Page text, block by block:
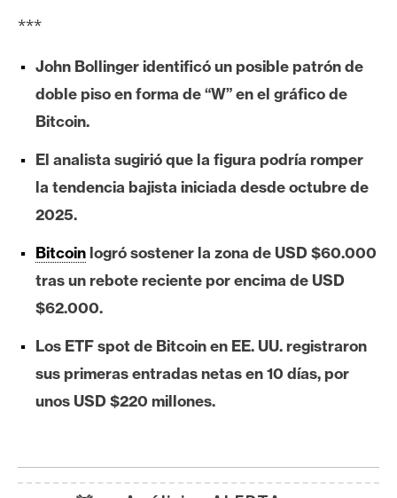
m
A
A
n
á
l
i
i
s
o
t
***
John Bollinger identificó un posible patrón de
doble piso en forma de “W” en el gráfico de
Bitcoin.
El analista sugirió que la figura podría romper
la tendencia bajista iniciada desde octubre de
2025.
Bitcoin logró sostener la zona de USD $60.000
tras un rebote reciente por encima de USD
$62.000.
Los ETF spot de Bitcoin en EE. UU. registraron
sus primeras entradas netas en 10 días, por
unos USD $220 millones.